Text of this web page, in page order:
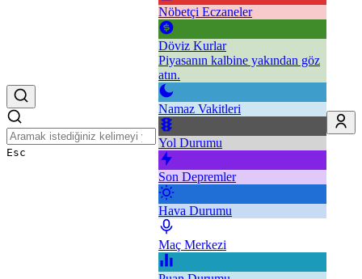
Esc
Nöbetçi Eczaneler
Döviz Kurlar
Piyasanın kalbine yakından göz
atın.
Namaz Vakitleri
Yol Durumu
Son Depremler
Hava Durumu
Maç Merkezi